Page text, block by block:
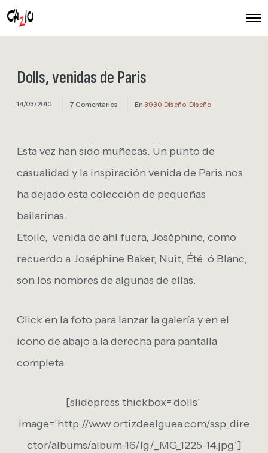
O
Dolls, venidas de Paris
14/03/2010 7 Comentarios En 3930, Diseño, Diseño
Esta vez han sido muñecas. Un punto de
casualidad y la inspiración venida de Paris nos
ha dejado esta colección de pequeñas
bailarinas.
Etoile, venida de ahí fuera, Joséphine, como
recuerdo a Joséphine Baker, Nuit, Été ó Blanc,
son los nombres de algunas de ellas.
Click en la foto para lanzar la galería y en el
icono de abajo a la derecha para pantalla
completa.
[slidepress thickbox=’dolls’
image=’http://www.ortizdeelguea.com/ssp_dire
ctor/albums/album-16/lg/_MG_1225-14.jpg’]